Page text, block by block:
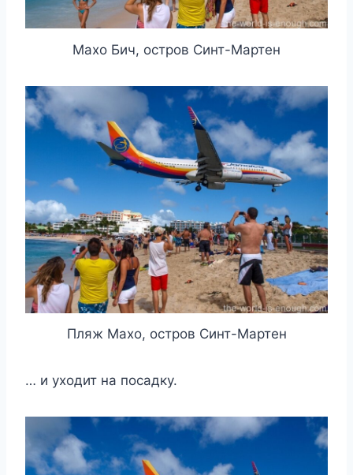
Махо Бич, остров Синт-Мартен
Пляж Махо, остров Синт-Мартен
… и уходит на посадку.